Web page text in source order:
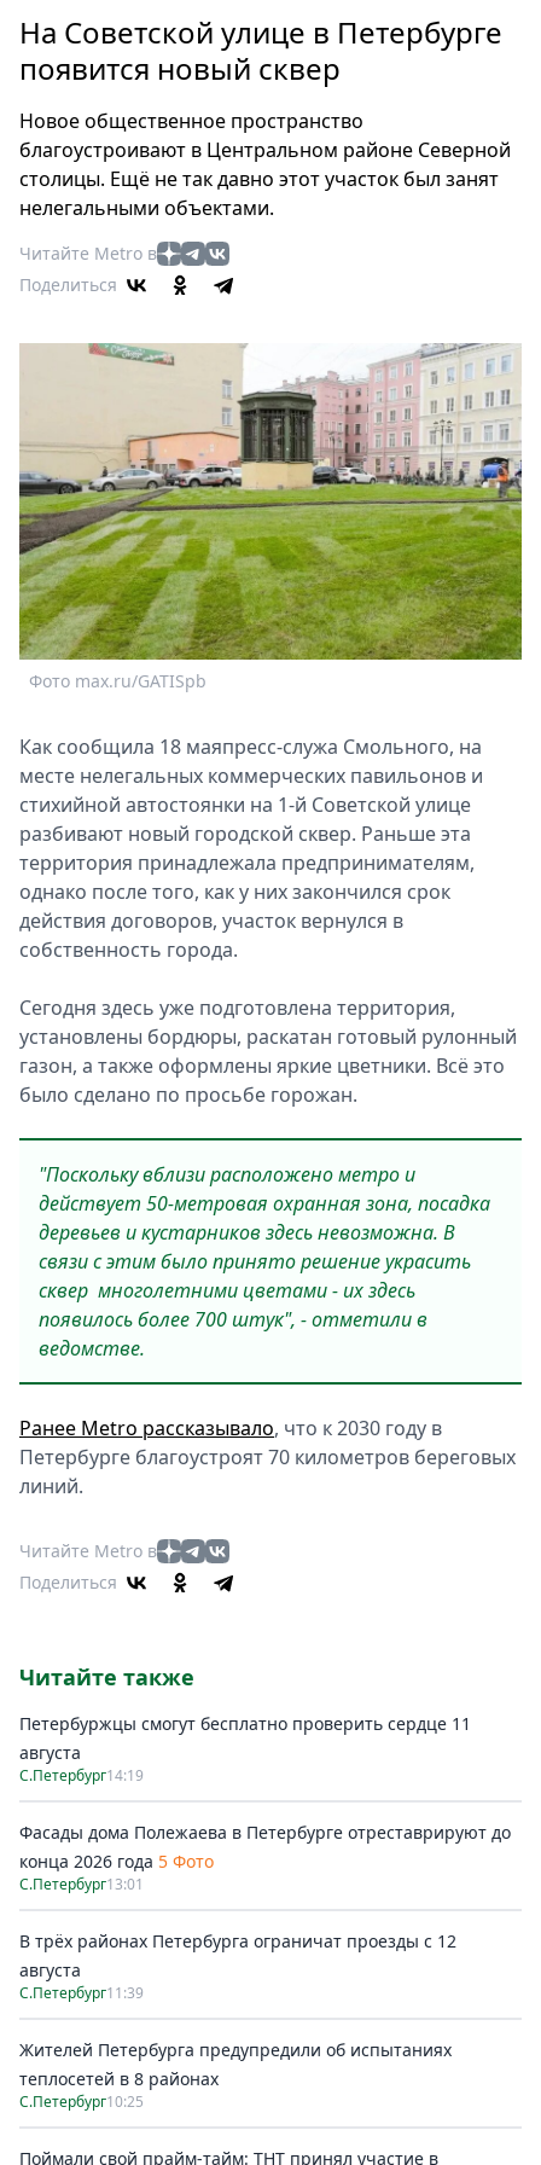
Россия
Мир
Еда
Туризм
Мода
Театр
Кино
Афиша
Книги
Выставки
релизы
О
Metro
Стримы
Спецпроекты
Звезды
Выборы
2026
Скачай
На Советской улице в Петербурге
появится новый сквер
Новое общественное пространство
благоустроивают в Центральном районе Северной
столицы. Ещё не так давно этот участок был занят
нелегальными объектами.
Читайте Metro в
Поделиться
Фото max.ru/GATISpb
Как сообщила 18 маяпресс-служа Смольного, на
месте нелегальных коммерческих павильонов и
стихийной автостоянки на 1-й Советской улице
разбивают новый городской сквер. Раньше эта
территория принадлежала предпринимателям,
однако после того, как у них закончился срок
действия договоров, участок вернулся в
собственность города.
Сегодня здесь уже подготовлена территория,
установлены бордюры, раскатан готовый рулонный
газон, а также оформлены яркие цветники. Всё это
было сделано по просьбе горожан.
"Поскольку вблизи расположено метро и
действует 50-метровая охранная зона, посадка
деревьев и кустарников здесь невозможна. В
связи с этим было принято решение украсить
сквер многолетними цветами - их здесь
появилось более 700 штук", - отметили в
ведомстве.
Ранее Metro рассказывало, что к 2030 году в
Петербурге благоустроят 70 километров береговых
линий.
Читайте Metro в
Поделиться
Читайте также
Петербуржцы смогут бесплатно проверить сердце 11
августа
С.Петербург14:19
Фасады дома Полежаева в Петербурге отреставрируют до
конца 2026 года 5 Фото
С.Петербург13:01
В трёх районах Петербурга ограничат проезды с 12
августа
С.Петербург11:39
Жителей Петербурга предупредили об испытаниях
теплосетей в 8 районах
С.Петербург10:25
Поймали свой прайм-тайм: ТНТ принял участие в